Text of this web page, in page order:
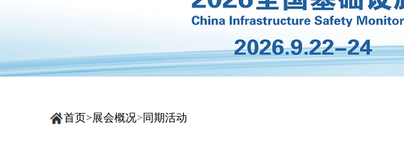
首页>展会概况>同期活动